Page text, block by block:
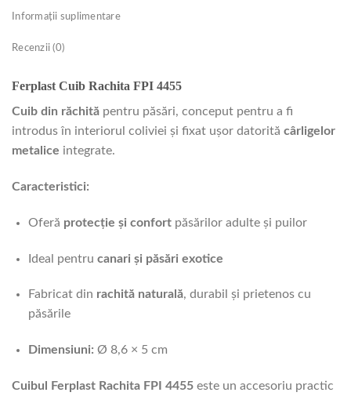
Informații suplimentare
Recenzii (0)
Ferplast Cuib Rachita FPI 4455
Cuib din răchită pentru păsări, conceput pentru a fi
introdus în interiorul coliviei și fixat ușor datorită cârligelor
metalice integrate.
Caracteristici:
Oferă protecție și confortpăsărilor adulte și puilor
Ideal pentru canari și păsări exotice
Fabricat din rachită naturală, durabil și prietenos cu
păsările
Dimensiuni: Ø 8,6 × 5 cm
Cuibul Ferplast Rachita FPI 4455 este un accesoriu practic